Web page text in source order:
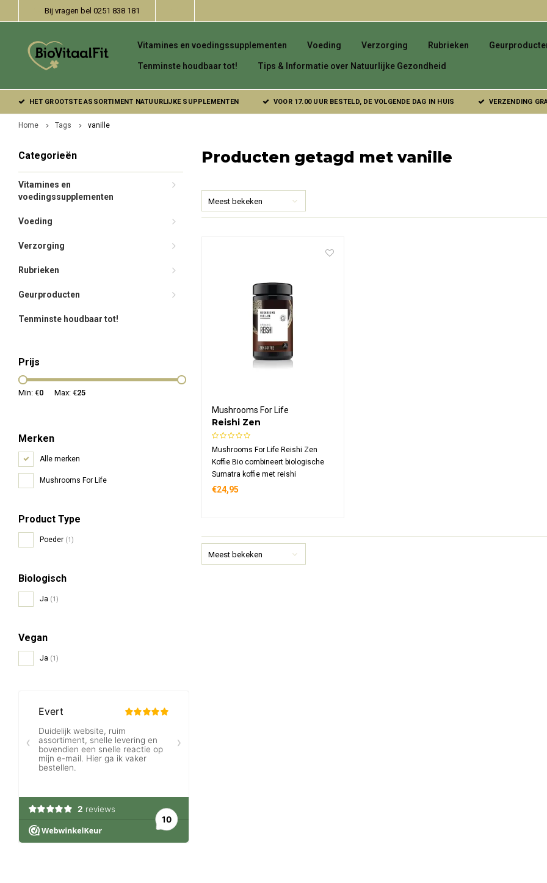
Bij vragen bel 0251 838 181
Vitamines en voedingssupplementen Voeding Verzorging Rubrieken
Tenminste houdbaar tot! Tips & Informatie over Natuurlijke Gezondheid
HET GROOTSTE ASSORTIMENT NATUURLIJKE SUPPLEMENTEN VOOR 17.00 UUR BESTELD, DE VOLGENDE DAG IN HUIS VERZENDING
Home Tags vanille
Categorieën
Vitamines en
voedingssupplementen
Voeding
Verzorging
Rubrieken
Geurproducten
Tenminste houdbaar tot!
Prijs
Min: €0 Max: €25
Merken
Alle merken
Mushrooms For Life
Product Type
Poeder (1)
Biologisch
Ja (1)
Vegan
Ja (1)
Producten getagd met vanille
Meest bekeken
Mushrooms For Life
Reishi Zen
Paddenstoelen Koffie
Mushrooms For Life Reishi Zen
Koffie Bio combineert biologische
Sumatra koffie met reishi
paddenstoel extract. Deze
glutenvrij.
€24,95
Meest bekeken